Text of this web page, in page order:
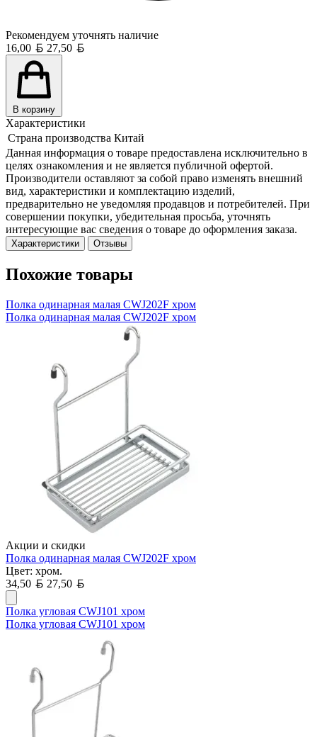
Рекомендуем уточнять наличие
16,00
Белорусский рубль
27,50
В корзину
Характеристики
Страна производства Китай
Данная информация о товаре предоставлена исключительно в
целях ознакомления и не является публичной офертой.
Производители оставляют за собой право изменять внешний
вид, характеристики и комплектацию изделий,
предварительно не уведомляя продавцов и потребителей. При
совершении покупки, убедительная просьба, уточнять
интересующие вас сведения о товаре до оформления заказа.
Характеристики Отзывы
Похожие товары
Полка одинарная малая CWJ202F хром
Полка одинарная малая CWJ202F хром
Акции и скидки
Полка одинарная малая CWJ202F хром
Цвет: хром.
34,50
Белорусский рубль
27,50
Полка угловая CWJ101 хром
Полка угловая CWJ101 хром